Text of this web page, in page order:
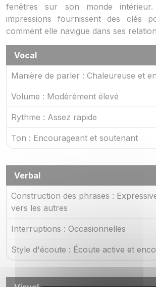
fenêtres sur son monde intérieur.
impressions fournissent des clés
comment elle navigue dans ses
Vocal
Manière de parler : Chaleureuse et
Volume : Modérément élevé
Rythme : Assez rapide
Ton : Encourageant et soutenant
Verbal
Construction des phrases :
vers les autres
Interruptions : Occasionnelles
Style d'écoute : Écoute active et